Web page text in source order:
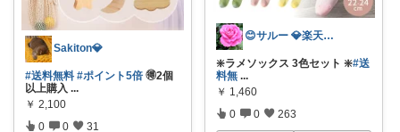
Sakiton💎
#送料無料 #ポイント5倍 🉐2個
以上購入 ...
￥ 2,100
0 0 31
😊サルー 💎楽天ダイヤモンド会員✨
❇️ラメソックス 3色セット ❇️#送
料無 ...
￥ 1,460
0 0 263